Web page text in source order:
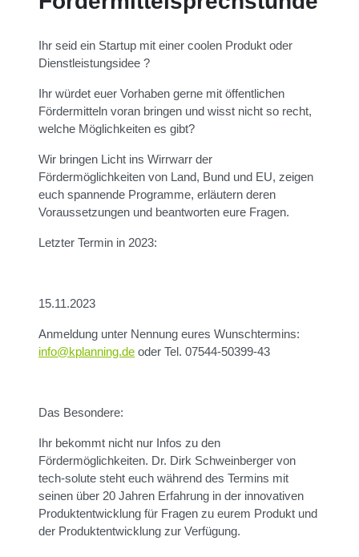
Ihr seid ein Startup mit einer coolen Produkt oder
Dienstleistungsidee ?
Ihr würdet euer Vorhaben gerne mit öffentlichen
Fördermitteln voran bringen und wisst nicht so recht,
welche Möglichkeiten es gibt?
Wir bringen Licht ins Wirrwarr der
Fördermöglichkeiten von Land, Bund und EU, zeigen
euch spannende Programme, erläutern deren
Voraussetzungen und beantworten eure Fragen.
Letzter Termin in 2023:
15.11.2023
Anmeldung unter Nennung eures Wunschtermins:
info@kplanning.de oder Tel. 07544-50399-43
Das Besondere:
Ihr bekommt nicht nur Infos zu den
Fördermöglichkeiten. Dr. Dirk Schweinberger von
tech-solute steht euch während des Termins mit
seinen über 20 Jahren Erfahrung in der innovativen
Produktentwicklung für Fragen zu eurem Produkt und
der Produktentwicklung zur Verfügung.